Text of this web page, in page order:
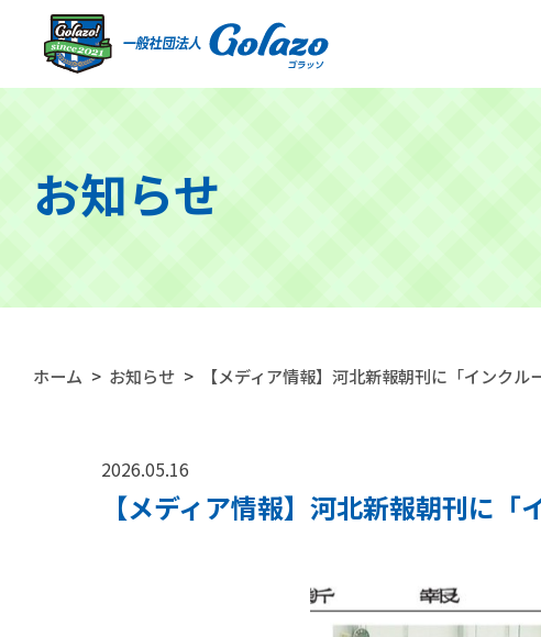
お知らせ
ホーム > お知らせ > 【メディア情報】河北新報朝刊に「インク
2026.05.16
【メディア情報】河北新報朝刊に